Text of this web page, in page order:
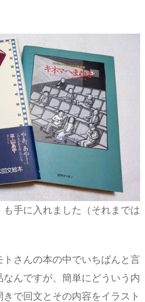
手に入れました（それまでは
トさんの本の中でいちばんと言
んですが、簡単にどういう内
で回文とその内容をイラスト